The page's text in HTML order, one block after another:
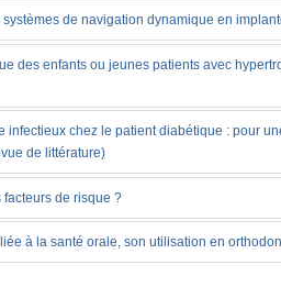
de navigation dynamique en
des enfants ou jeunes patients avec
infectieux chez le patient diabétique : pour
de littérature)
de risque ?
à la santé orale, son utilisation en